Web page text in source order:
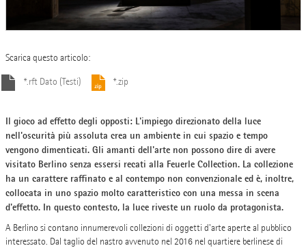
Scarica questo articolo:
*.rft Dato (Testi) *.zip
Il gioco ad effetto degli opposti: L'impiego direzionato della luce
nell'oscurità più assoluta crea un ambiente in cui spazio e tempo
vengono dimenticati. Gli amanti dell'arte non possono dire di avere
visitato Berlino senza essersi recati alla Feuerle Collection. La collezione
ha un carattere raffinato e al contempo non convenzionale ed è, inoltre,
collocata in uno spazio molto caratteristico con una messa in scena
d'effetto. In questo contesto, la luce riveste un ruolo da protagonista.
A Berlino si contano innumerevoli collezioni di oggetti d'arte aperte al pubblico
interessato. Dal taglio del nastro avvenuto nel 2016 nel quartiere berlinese di